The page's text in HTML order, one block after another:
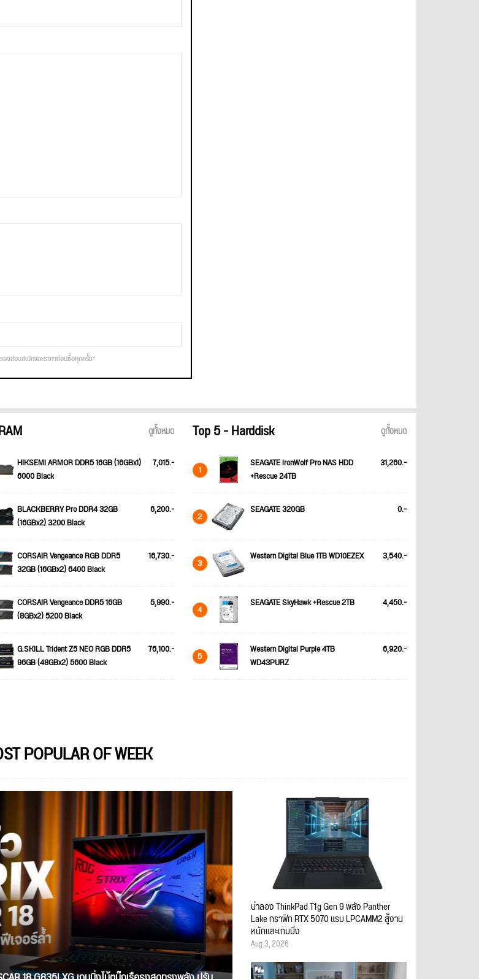
จสอบสเปคและราคาก่อนซื้อทุกครั้ง*
ดูทั้งหมด
HIKSEMI ARMOR DDR5 16GB (16GBx1)
6000 Black
7,015.-
BLACKBERRY Pro DDR4 32GB
(16GBx2) 3200 Black
6,200.-
CORSAIR Vengeance RGB DDR5
32GB (16GBx2) 6400 Black
16,730.-
CORSAIR Vengeance DDR5 16GB
(8GBx2) 5200 Black
5,990.-
G.SKILL Trident Z5 NEO RGB DDR5
96GB (48GBx2) 5600 Black
76,100.-
Top 5 - Harddisk ดูทั้งหมด
1
SEAGATE IronWolf Pro NAS HDD
+Rescue 24TB
31,260.-
2 SEAGATE 320GB 0.-
3 Western Digital Blue 1TB WD10EZEX 3,540.-
4 SEAGATE SkyHawk +Rescue 2TB 4,450.-
5
Western Digital Purple 4TB
WD43PURZ
6,920.-
POPULAR OF WEEK
น่าลอง ThinkPad T1g Gen 9 พลัง Panther
Lake กราฟิก RTX 5070 แรม LPCAMM2 สู้งาน
หนักและเกมมิ่ง
Aug 3, 2026